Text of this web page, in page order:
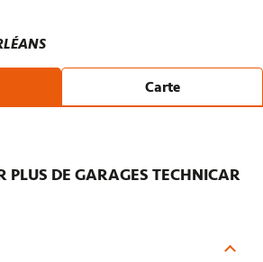
Carte
À ORLÉANS
45000 Orléans
PLUS DE GARAGES TECHNICAR